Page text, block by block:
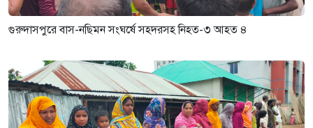
গুরুদাসপুরে বাস-নছিমন সংঘর্ষে সহদরসহ নিহত-৩ আহত ৪